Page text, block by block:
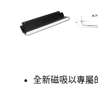
全新磁吸以專屬